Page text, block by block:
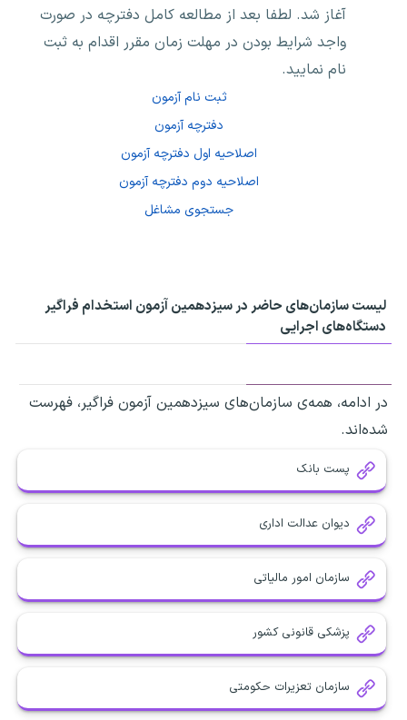
آغاز شد. لطفا بعد از مطالعه کامل دفترچه در صورت
واجد شرایط بودن در مهلت زمان مقرر اقدام به ثبت
نام نمایید.
ثبت نام آزمون
دفترچه آزمون
اصلاحیه اول دفترچه آزمون
اصلاحیه دوم دفترچه آزمون
جستجوی مشاغل
لیست سازمان‌های حاضر در سیزدهمین آزمون استخدام فراگیر
دستگاه‌های اجرایی
در ادامه، همه‌ی سازمان‌های سیزدهمین آزمون فراگیر، فهرست
شده‌اند.
پست بانک
دیوان عدالت اداری
سازمان امور مالیاتی
پزشکی قانونی کشور
سازمان تعزیرات حکومتی